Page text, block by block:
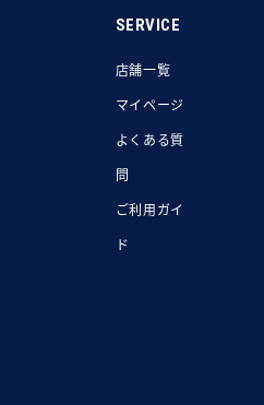
SERVICE
店舗一覧
マイページ
よくある質
問
ご利用ガイ
ド